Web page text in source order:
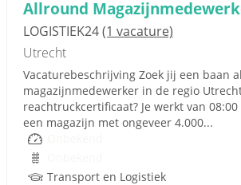
Allround
LOGISTIEK24(1 vacature)
Utrecht
Vacaturebeschrijving Zoek jij een baan
magazijnmedewerker in de regio
reachtruckcertificaat? Je werkt van
een magazijn met ongeveer 4.000...
Transport en Logistiek